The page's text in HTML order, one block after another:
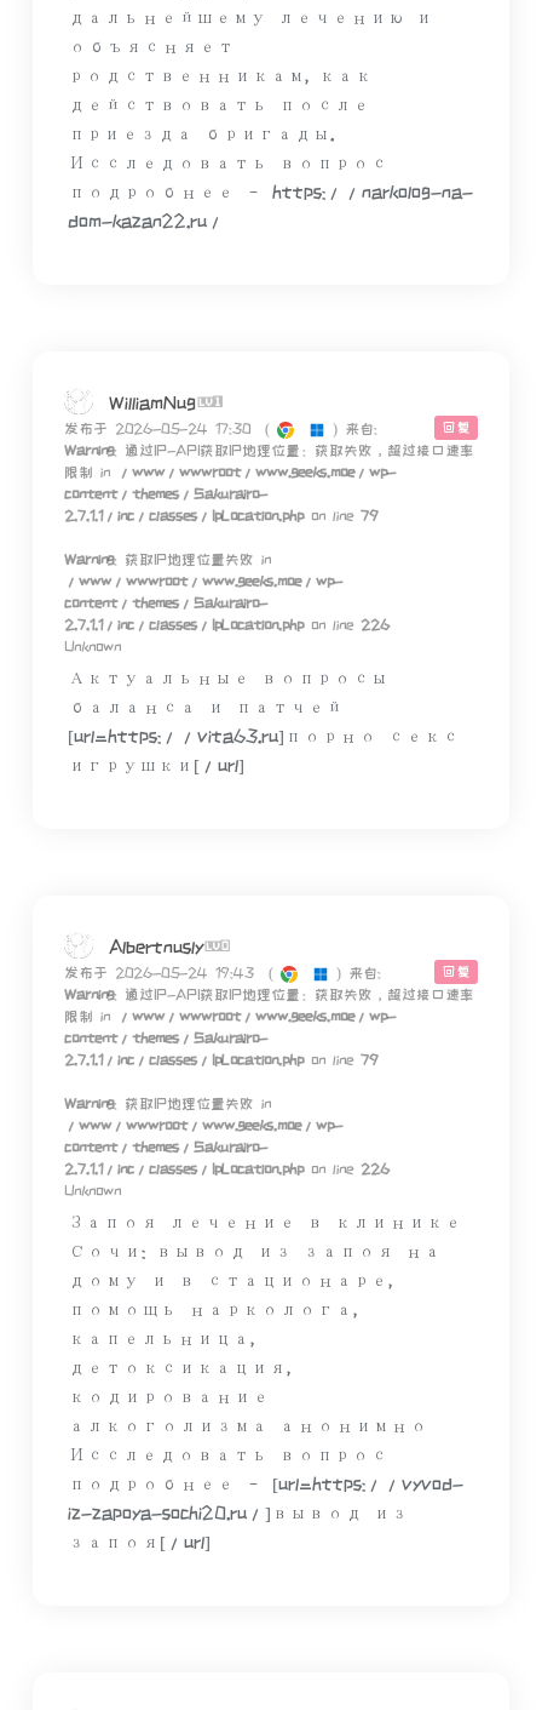
дальнейшему лечению и
объясняет
родственникам, как
действовать после
приезда бригады.
Исследовать вопрос
подробнее – https://narkolog-na-
dom-kazan22.ru/
WilliamNug
回复
发布于 2026-05-24 17:30 ( ) 来自:
Warning: 通过IP-API获取IP地理位置：获取失败，超过接口速率
限制 in
/www/wwwroot/www.geeks.moe/wp-
content/themes/Sakurairo-
2.7.1.1/inc/classes/IpLocation.phpon line 79
Warning: 获取IP地理位置失败 in
/www/wwwroot/www.geeks.moe/wp-
content/themes/Sakurairo-
2.7.1.1/inc/classes/IpLocation.phpon line 226
Unknown
Актуальные вопросы
баланса и патчей
[url=https://vita63.ru]порно секс
игрушки[/url]
Albertnusly
回复
发布于 2026-05-24 19:43 ( ) 来自:
Warning: 通过IP-API获取IP地理位置：获取失败，超过接口速率
限制 in
/www/wwwroot/www.geeks.moe/wp-
content/themes/Sakurairo-
2.7.1.1/inc/classes/IpLocation.phpon line 79
Warning: 获取IP地理位置失败 in
/www/wwwroot/www.geeks.moe/wp-
content/themes/Sakurairo-
2.7.1.1/inc/classes/IpLocation.phpon line 226
Unknown
Запоя лечение в клинике
Сочи: вывод из запоя на
дому и в стационаре,
помощь нарколога,
капельница,
детоксикация,
кодирование
алкоголизма анонимно
Исследовать вопрос
подробнее – [url=https://vyvod-
iz-zapoya-sochi20.ru/]вывод из
запоя[/url]